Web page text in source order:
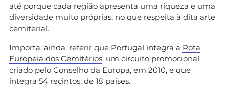
até porque cada região apresenta uma riqueza e uma
diversidade muito próprias, no que respeita à dita arte
cemiterial.
Importa, ainda, referir que Portugal integra a Rota
Europeia dos Cemitérios, um circuito promocional
criado pelo Conselho da Europa, em 2010, e que
integra 54 recintos, de 18 países.